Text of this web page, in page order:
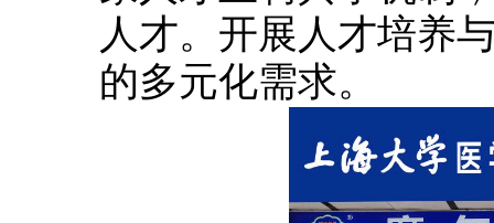
人才。开展人才培养
的多元化需求。